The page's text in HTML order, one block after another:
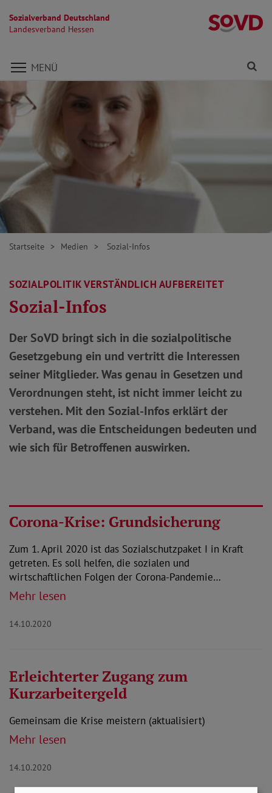
Sozialverband Deutschland
Landesverband Hessen
Direkt zu den Inhalten springen
MENÜ
Startseite Medien Sozial-Infos
SOZIALPOLITIK VERSTÄNDLICH AUFBEREITET
Sozial-Infos
Der SoVD bringt sich in die sozialpolitische
Gesetzgebung ein und vertritt die Interessen
seiner Mitglieder. Was genau in Gesetzen und
Verordnungen steht, ist nicht immer leicht zu
verstehen. Mit den Sozial-Infos erklärt der
Verband, was die Entscheidungen bedeuten und
wie sich für Betroffenen auswirken.
Corona-Krise: Grundsicherung
Zum 1. April 2020 ist das Sozialschutzpaket I in Kraft
getreten. Es soll helfen, die sozialen und
wirtschaftlichen Folgen der Corona-Pandemie…
Mehr lesen
14.10.2020
Erleichterter Zugang zum
Kurzarbeitergeld
Gemeinsam die Krise meistern (aktualisiert)
Mehr lesen
14.10.2020